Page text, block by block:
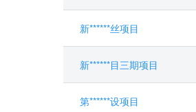
新******丝项目
新******目三期项目
第******设项目